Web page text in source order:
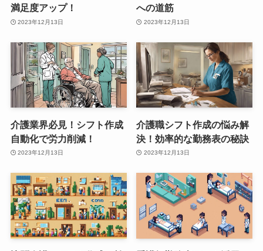
満足度アップ！
2023年12月13日
への道筋
2023年12月13日
介護業界必見！シフト作成
自動化で労力削減！
2023年12月13日
介護職シフト作成の悩み解
決！効率的な勤務表の秘訣
2023年12月13日